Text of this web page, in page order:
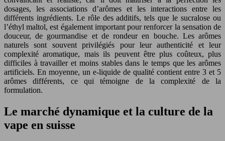
dosages, les associations d’arômes et les interactions entre les
différents ingrédients. Le rôle des additifs, tels que le sucralose ou
l’éthyl maltol, est également important pour renforcer la sensation de
douceur, de gourmandise et de rondeur en bouche. Les arômes
naturels sont souvent privilégiés pour leur authenticité et leur
complexité aromatique, mais ils peuvent être plus coûteux, plus
difficiles à travailler et moins stables dans le temps que les arômes
artificiels. En moyenne, un e-liquide de qualité contient entre 3 et 5
arômes différents, ce qui témoigne de la complexité de la
formulation.
Le marché dynamique et la culture de la
vape en suisse